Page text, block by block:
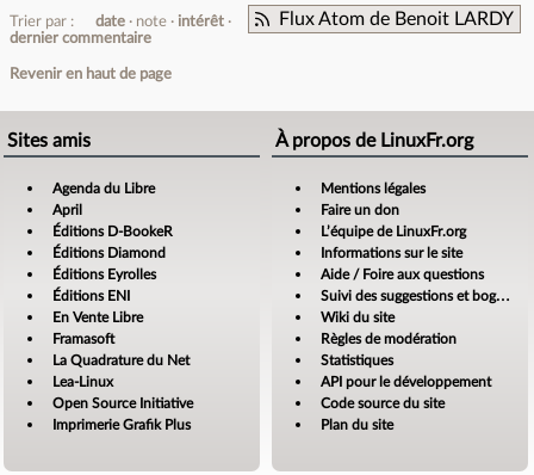
Flux Atom de Benoit LARDY
Trier par : date note
intérêt
dernier commentaire
Revenir en haut de page
Sites amis
Agenda du Libre
April
Éditions D-BookeR
Éditions Diamond
Éditions Eyrolles
Éditions ENI
En Vente Libre
Framasoft
La Quadrature du Net
Lea-Linux
Open Source Initiative
Imprimerie Grafik Plus
À propos de LinuxFr.org
Mentions légales
Faire un don
L’équipe de LinuxFr.org
Informations sur le site
Aide / Foire aux questions
Suivi des suggestions et bogues
Wiki du site
Règles de modération
Statistiques
API pour le développement
Code source du site
Plan du site